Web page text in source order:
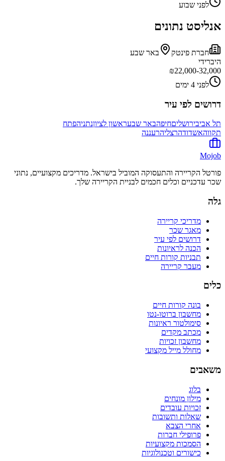
לפני שבוע
אנליסט נתונים
חברת פינטק
באר שבע
היברידי
₪22,000-32,000
לפני 4 ימים
דרושים לפי עיר
תל אביבירושליםחיפהבאר שבעראשון לציוןנתניהפתח
תקווהאשדודהרצליהרעננה
Mojob
פורטל הקריירה והתעסוקה המוביל בישראל. מדריכים מקצועיים, נתוני
שכר עדכניים וכלים חכמים לבניית הקריירה שלך.
גלה
מדריכי קריירה
מאגר שכר
דרושים לפי עיר
הכנה לראיונות
תבניות קורות חיים
מעבר קריירה
כלים
בונה קורות חיים
מחשבון ברוטו-נטו
סימולטור ראיונות
מכתב מקדים
מחשבון זכויות
מחולל מייל מקצועי
משאבים
בלוג
מילון מונחים
זכויות עובדים
שאלות ותשובות
אחרי הצבא
פרופילי חברות
הסמכות מקצועיות
כישורים וטכנולוגיות